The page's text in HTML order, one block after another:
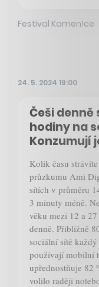
Festival Kamen!ce
24. 5. 2024 19:00
Češi
hodiny na
Konzumují
Kolik času
průzkumu Ami
sítích v průměru
3 minuty méně.
věku mezi 12 a
denně. Přibližně
sociální sítě
používají mobilní
upřednostňuje 82
volilo raději